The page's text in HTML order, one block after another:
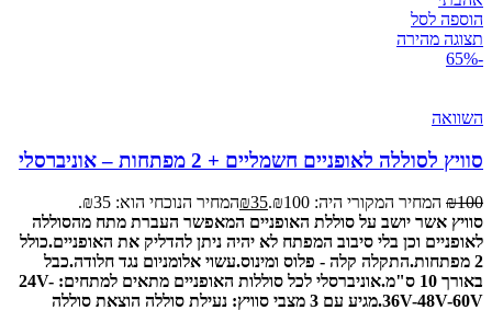
הוספה לסל
תצוגה מהירה
-65%
השוואה
סוויץ לסוללה לאופניים חשמליים + 2 מפתחות – אוניברסלי
₪100 המחיר המקורי היה: ₪100. ₪35
המחיר הנוכחי הוא: ₪35.
סוויץ אשר יושב על סוללת האופניים המאפשר העברת מתח מהסוללה
לאופניים וכן בלי סיבוב המפתח לא יהיה ניתן להדליק את האופניים.כולל
2 מפתחות.
התקלה קלה - פלוס ומינוס.עשוי אלומניום נגד חלודה.כבל
באורך 10 ס"מ.
אוניברסלי לכל סוללות האופניים מתאים למתחים: 24V-
36V-48V-60V.
מגיע עם 3 מצבי סוויץ: נעילת סוללה הוצאת סוללה